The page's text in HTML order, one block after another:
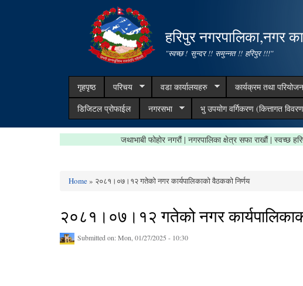
हरिपुर नगरपालिका,नगर
"स्वच्छ ! सुन्दर !! समुन्नत !! हरिपुर !!!"
गृहपृष्ठ परिचय वडा कार्यालयहरु कार्यक्रम तथा
डिजिटल प्रोफाईल
नगरसभा भु उपयोग वर्गिकरण (कित्तागत
जथाभाबी फोहोर नगरौं | नगरपालिका क्षेत्र सफा राखौं |
Home» २०८१।०७।१२ गतेको नगर कार्यपालिकाको वैठकको निर्णय
२०८१।०७।१२ गतेको नगर
Submitted on:Mon, 01/27/2025 - 10:30